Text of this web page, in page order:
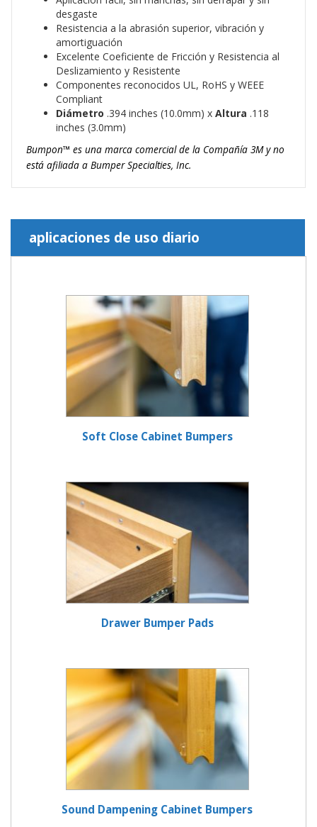
desgaste
Resistencia a la abrasión superior, vibración y
amortiguación
Excelente Coeficiente de Fricción y Resistencia al
Deslizamiento y Resistente
Componentes reconocidos UL, RoHS y WEEE
Compliant
Diámetro .394 inches (10.0mm) x Altura .118
inches (3.0mm)
Bumpon™ es una marca comercial de la Compañía 3M y no
está afiliada a Bumper Specialties, Inc.
aplicaciones de uso diario
Soft Close Cabinet Bumpers
Drawer Bumper Pads
Sound Dampening Cabinet Bumpers